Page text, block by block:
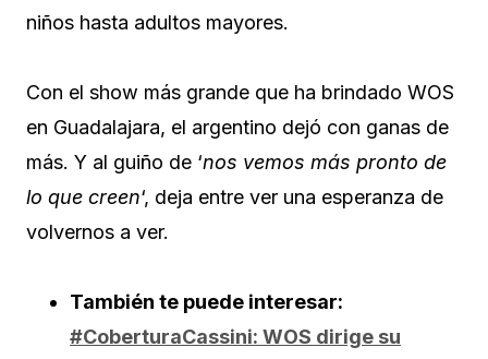
niños hasta adultos mayores.
Con el show más grande que ha brindado WOS
en Guadalajara, el argentino dejó con ganas de
más. Y al guiño de ‘nos vemos más pronto de
lo que creen‘, deja entre ver una esperanza de
volvernos a ver.
También te puede interesar:
#CoberturaCassini: WOS dirige su